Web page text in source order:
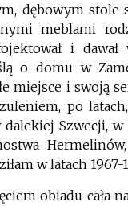
dębowym stole
meblami
i dawał
o domu w
miejsce i swoją
po
dalekiej Szwecji,
w latach 1967-
obiadu cała